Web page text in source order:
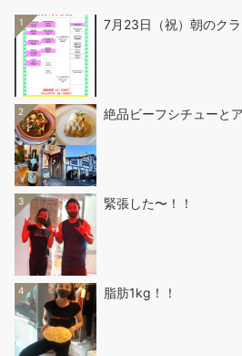
1 7月23日（祝）朝のクラ
2 絶品ビーフシチューと
3 緊張した〜！！
4 脂肪1kg！！